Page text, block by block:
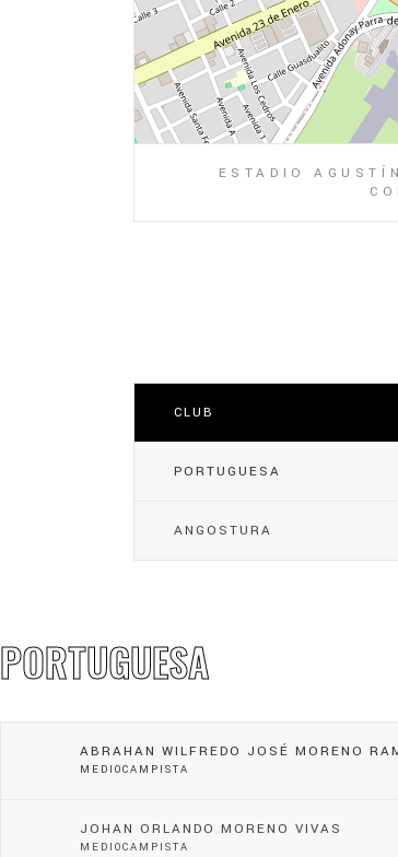
ESTADIO
CLUB
PORTUGUESA
ANGOSTURA
PORTUGUESA
ABRAHAN WILFREDO JOSÉ MORENO
MEDIOCAMPISTA
JOHAN ORLANDO MORENO VIVAS
MEDIOCAMPISTA